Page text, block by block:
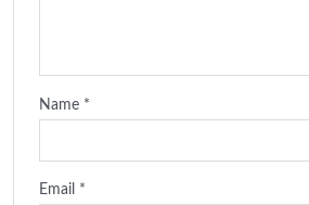
Name *
Email *